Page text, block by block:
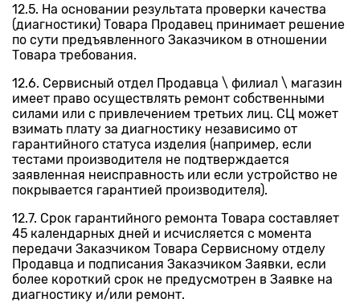
12.5. На основании результата проверки качества
(диагностики) Товара Продавец принимает решение
по сути предъявленного Заказчиком в отношении
Товара требования.
12.6. Сервисный отдел Продавца \ филиал \ магазин
имеет право осуществлять ремонт собственными
силами или с привлечением третьих лиц. СЦ может
взимать плату за диагностику независимо от
гарантийного статуса изделия (например, если
тестами производителя не подтверждается
заявленная неисправность или если устройство не
покрывается гарантией производителя).
12.7. Срок гарантийного ремонта Товара составляет
45 календарных дней и исчисляется с момента
передачи Заказчиком Товара Сервисному отделу
Продавца и подписания Заказчиком Заявки, если
более короткий срок не предусмотрен в Заявке на
диагностику и/или ремонт.